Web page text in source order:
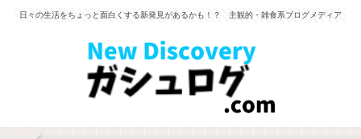
日々の生活をちょっと面白くする新発見があるかも！？ 主観的・雑食系ブログメディア